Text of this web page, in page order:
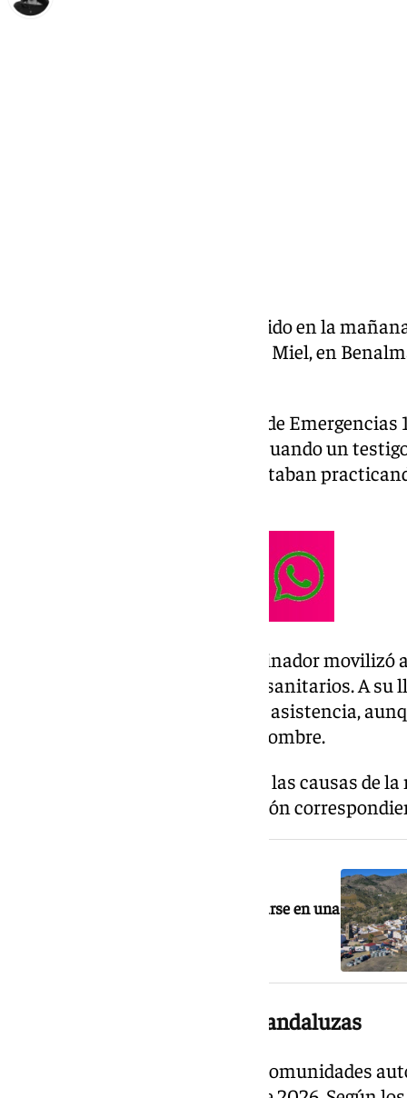
Un hombre de 93 años ha fallecido en la
Kilito, en la zona de Arroyo de la Miel, en
Según han confirmado fuentes de Emergencias
se recibió sobre las 8:50 horas, cuando un
sido rescatado del mar y se le estaban
Tras la llamada, el centro coordinador movilizó
Policía Nacional y los servicios sanitarios. A su
emergencia continuaron con la asistencia,
confirmar el fallecimiento del hombre.
Por el momento, se desconocen las causas de
determinadas por la investigación
Muere una niña de 2 años tras ahogarse en una
Un mes negro en las playas andaluzas
Andalucía encabeza la lista de comunidades